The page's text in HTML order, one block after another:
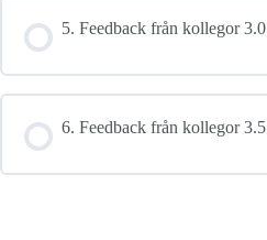
5. Feedback från kollegor 3.0
6. Feedback från kollegor 3.5